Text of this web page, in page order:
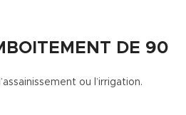
DE 90
ou l’irrigation.